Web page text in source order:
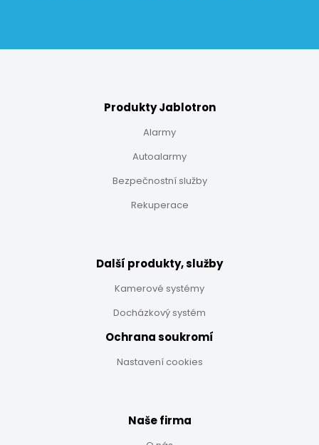
Produkty Jablotron
Alarmy
Autoalarmy
Bezpečnostní služby
Rekuperace
Další produkty, služby
Kamerové systémy
Docházkový systém
Ochrana soukromí
Nastavení cookies
Naše firma